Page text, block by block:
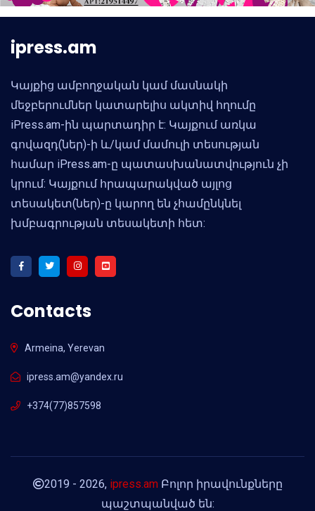
ipress.am
Կայքից ամբողջական կամ մասնակի
մեջբերումներ կատարելիս ակտիվ հղումը
iPress.am-ին պարտադիր է: Կայքում առկա
գովազդ(ներ)-ի և/կամ մամուլի տեսության
համար iPress.am-ը պատասխանատվություն չի
կրում: Կայքում հրապարակված այլոց
տեսակետ(ներ)-ը կարող են չհամընկնել
խմբագրության տեսակետի հետ:
Contacts
Armeina, Yerevan
ipress.am@yandex.ru
+374(77)857598
2019 - 2026, ipress.amԲոլոր իրավունքները
պաշտպանված են: